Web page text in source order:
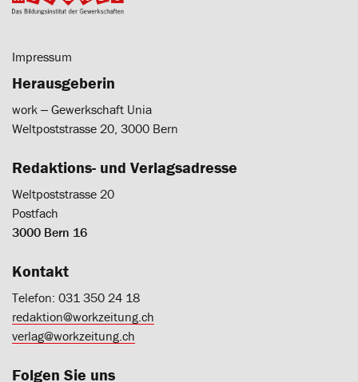
Impressum
Herausgeberin
work ‒ Gewerkschaft Unia
Weltpoststrasse 20, 3000 Bern
Redaktions- und Verlagsadresse
Weltpoststrasse 20
Postfach
3000 Bern 16
Kontakt
Telefon: 031 350 24 18
redaktion@workzeitung.ch
verlag@workzeitung.ch
Folgen Sie uns